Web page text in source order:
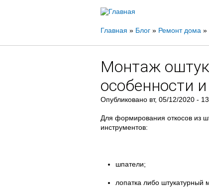
Вы
здесь
Главная » Блог » Ремонт дома »
Монтаж
особенности
Опубликовано вт, 05/12/2020 -
Для формирования откосов из
инструментов:
шпатели;
лопатка либо штукатурный